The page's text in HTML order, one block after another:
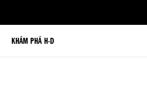
KHÁM PHÁ H-D